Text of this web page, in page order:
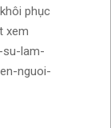
phục
xem
su-lam-
nguoi-